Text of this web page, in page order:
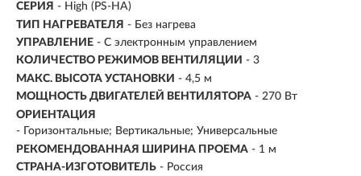
СЕРИЯ - High (PS-HA)
ТИП НАГРЕВАТЕЛЯ - Без нагрева
УПРАВЛЕНИЕ - С электронным управлением
КОЛИЧЕСТВО РЕЖИМОВ ВЕНТИЛЯЦИИ - 3
МАКС. ВЫСОТА УСТАНОВКИ - 4,5 м
МОЩНОСТЬ ДВИГАТЕЛЕЙ ВЕНТИЛЯТОРА - 270 Вт
ОРИЕНТАЦИЯ
- Горизонтальные; Вертикальные; Универсальные
РЕКОМЕНДОВАННАЯ ШИРИНА ПРОЕМА - 1 м
СТРАНА-ИЗГОТОВИТЕЛЬ - Россия